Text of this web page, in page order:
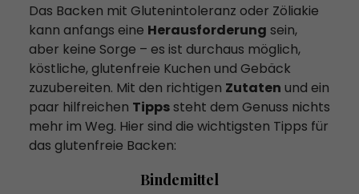
Das Backen mit Glutenintoleranz oder Zöliakie
kann anfangs eine Herausforderung sein,
aber keine Sorge – es ist durchaus möglich,
köstliche, glutenfreie Kuchen und Gebäck
zuzubereiten. Mit den richtigen Zutaten und ein
paar hilfreichen Tippssteht dem Genuss nichts
mehr im Weg. Hier sind die wichtigsten Tipps für
das glutenfreie Backen:
Bindemittel